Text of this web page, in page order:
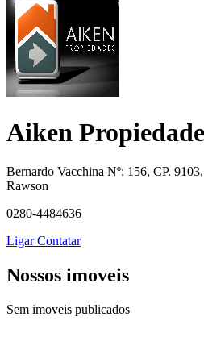
Aiken
Bernardo Vacchina Nº: 156, CP.
Rawson
0280-4484636
LigarContatar
Nossos imoveis
Sem imoveis publicados